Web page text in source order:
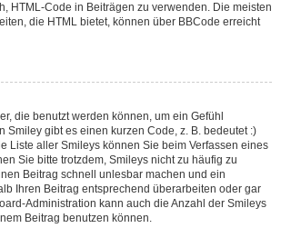
HTML-Code in Beiträgen zu verwenden. Die meisten
die HTML bietet, können über BBCode erreicht
die benutzt werden können, um ein Gefühl
Smiley gibt es einen kurzen Code, z. B. bedeutet :)
Liste aller Smileys können Sie beim Verfassen eines
Sie bitte trotzdem, Smileys nicht zu häufig zu
Beitrag schnell unlesbar machen und ein
Ihren Beitrag entsprechend überarbeiten oder gar
Administration kann auch die Anzahl der Smileys
Beitrag benutzen können.